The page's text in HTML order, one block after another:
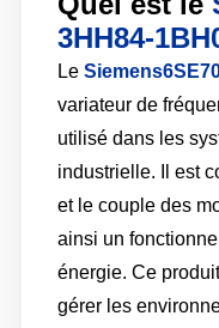
3HH84-
Le
variateur de
utilisé dans les
industrielle. Il est
et le couple des
ainsi un
énergie. Ce
gérer les